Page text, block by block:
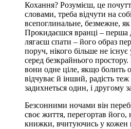
Кохання? Розумієш, це
словами, треба відчути на
всепоглинальне, безмежне, як
Прокидаєшся вранці – перша
лягаєш спати – його образ
поруч, нікого більше не
серед безкрайнього
вони одне ціле, якщо болить
відчуває й інший, радість
задихнеться один, і другому
Безсонними ночами він
своє життя, перегортав його,
книжки, вчитуючись у кожен